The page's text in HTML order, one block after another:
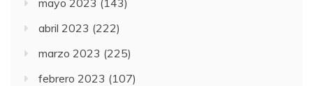
abril 2023 (222)
marzo 2023 (225)
febrero 2023 (107)